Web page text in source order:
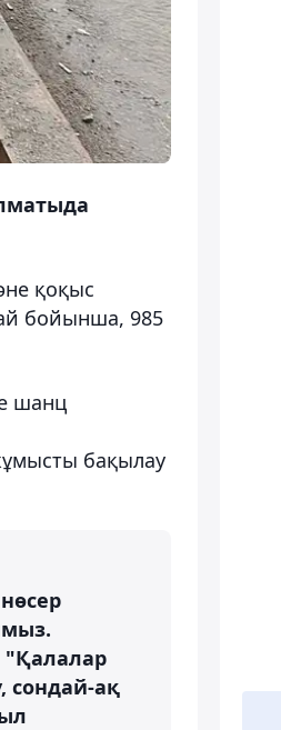
қоқыс
бойынша, 985
шанц
бақылау
"Қалалар
сондай-ақ